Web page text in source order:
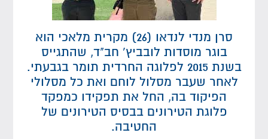
סרן מנדי לנדאו (26) מקרית מלאכי הוא
בוגר מוסדות לובביץ' חב"ד, שהתגייס
בשנת 2015 לפלוגה החרדית תומר בגבעתי.
לאחר שעבר מסלול לוחם ואת כל מסלולי
הפיקוד בה, החל את תפקידו כמפקד
פלוגת הטירונים בבסיס הטירונים של
החטיבה.